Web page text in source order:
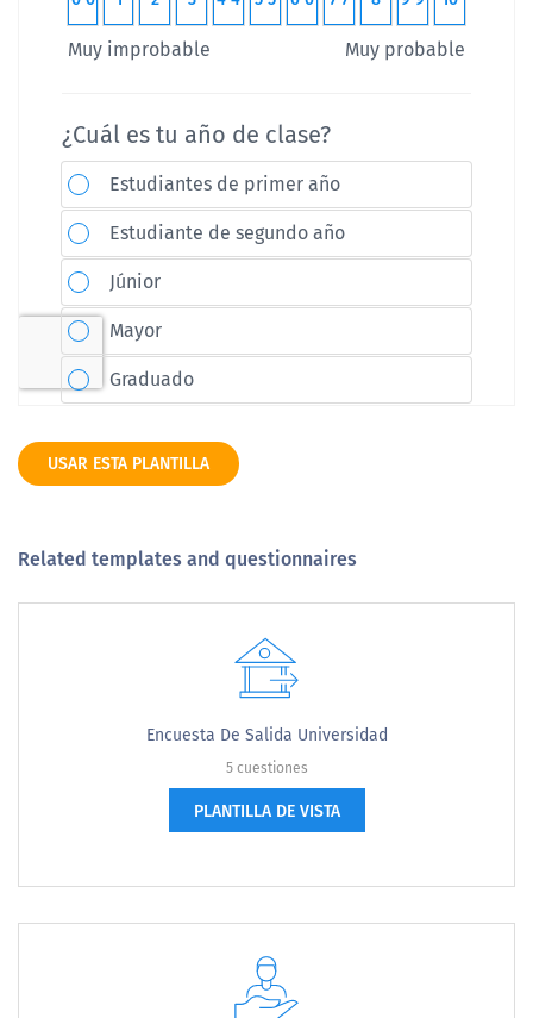
USAR ESTA PLANTILLA
Related templates and questionnaires
Encuesta De Salida Universidad
5 cuestiones
PLANTILLA DE VISTA